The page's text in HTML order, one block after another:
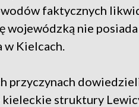
faktycznych
wojewódzką nie
w Kielcach.
przyczynach dowiedzieli
kieleckie struktury